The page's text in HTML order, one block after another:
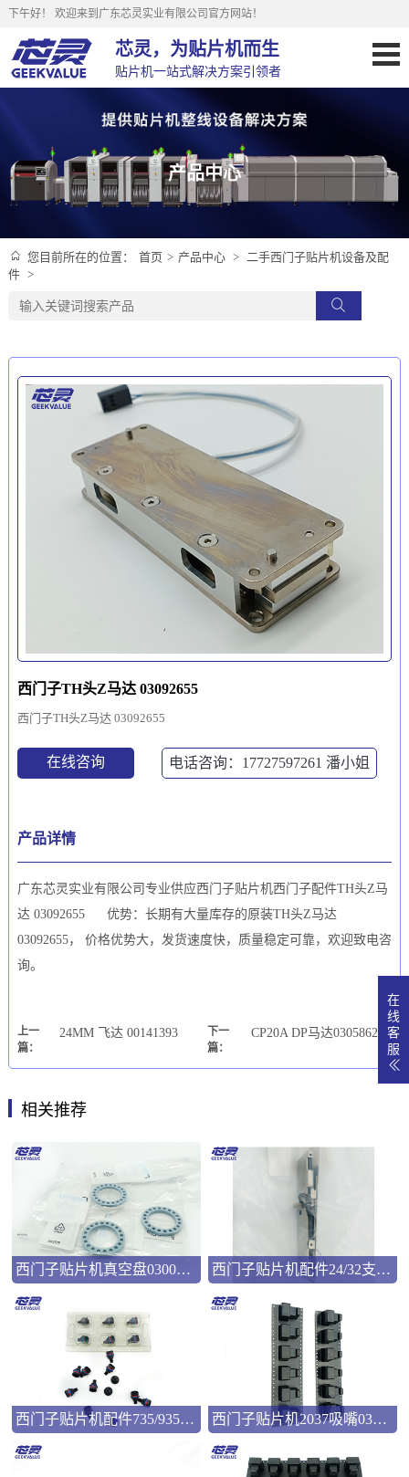
下午好！ 欢迎来到广东芯灵实业有限公司官方网站！
芯灵，为贴片机而生
贴片机一站式解决方案引领者
产品中心
您目前所在的位置： 首页 > 产品中心 > 二手西门子贴片机设备及配
件 >
西门子TH头Z马达 03092655
西门子TH头Z马达 03092655
在线咨询 电话咨询：17727597261 潘小姐
产品详情
广东芯灵实业有限公司专业供应西门子贴片机西门子配件TH头Z马
达 03092655 优势：长期有大量库存的原装TH头Z马达
03092655， 价格优势大，发货速度快，质量稳定可靠，欢迎致电咨
询。
上一
篇：
24MM 飞达 00141393
下一
篇：
CP20A DP马达03058627
相关推荐
西门子贴片机真空盘03008286 西门子贴片机配件24/32支撑弹片00322181
西门子贴片机配件735/935吸嘴00346524 西门子贴片机2037吸嘴03057033
在
线
客
服